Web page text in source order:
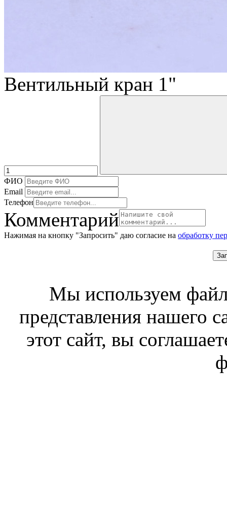
Вентильный кран 1"
ФИО
Email
Телефон
Комментарий
Нажимая на кнопку "Запросить" даю согласие на обработку
Мы используем
представления нашего
этот сайт, вы